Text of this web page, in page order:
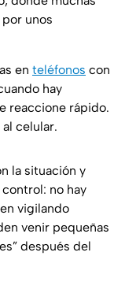
unos
en teléfonos con
hay
reaccione rápido.
celular.
la situación y
no hay
vigilando
venir pequeñas
después del